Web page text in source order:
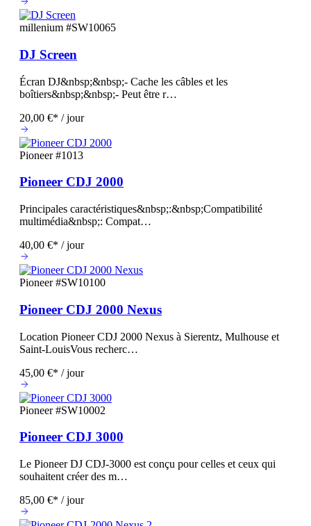
millenium #SW10065
DJ Screen
Écran DJ&nbsp;&nbsp;- Cache les câbles et les
boîtiers&nbsp;&nbsp;- Peut être r…
20,00 €* / jour
Pioneer #1013
Pioneer CDJ 2000
Principales caractéristiques&nbsp;:&nbsp;Compatibilité
multimédia&nbsp;: Compat…
40,00 €* / jour
Pioneer #SW10100
Pioneer CDJ 2000 Nexus
Location Pioneer CDJ 2000 Nexus à Sierentz, Mulhouse et
Saint-LouisVous recherc…
45,00 €* / jour
Pioneer #SW10002
Pioneer CDJ 3000
Le Pioneer DJ CDJ-3000 est conçu pour celles et ceux qui
souhaitent créer des m…
85,00 €* / jour